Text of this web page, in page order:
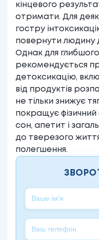
кінцевого
отримати. Для
гостру
повернути людину
Однак для глибшого
рекомендується
детоксикацію,
від продуктів
не тільки знижує
покращує фізичний
сон, апетит і
до тверезого
полегшення.